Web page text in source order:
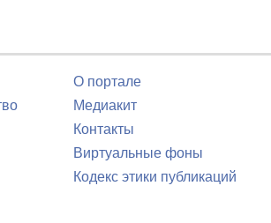
О портале
Медиакит
Контакты
Виртуальные фоны
Кодекс этики публикаций